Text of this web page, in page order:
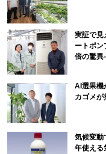
実証で見
ートポン
倍の驚異-
AI選果機
カゴメが
気候変動
年使える